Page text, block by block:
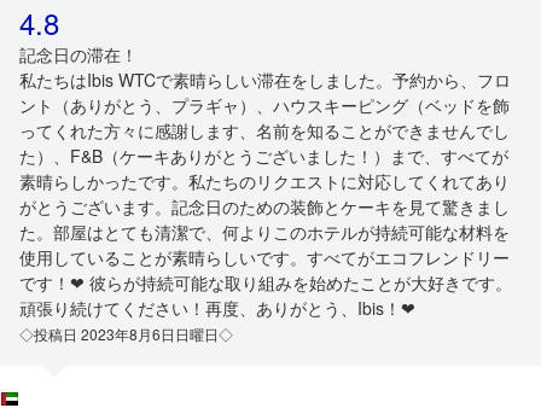
4.8
記念日の滞在！
私たちはIbis WTCで素晴らしい滞在をしました。予約から、フロ
ント（ありがとう、プラギャ）、ハウスキーピング（ベッドを飾
ってくれた方々に感謝します、名前を知ることができませんでし
た）、F&B（ケーキありがとうございました！）まで、すべてが
素晴らしかったです。私たちのリクエストに対応してくれてあり
がとうございます。記念日のための装飾とケーキを見て驚きまし
た。部屋はとても清潔で、何よりこのホテルが持続可能な材料を
使用していることが素晴らしいです。すべてがエコフレンドリー
です！❤ 彼らが持続可能な取り組みを始めたことが大好きです。
頑張り続けてください！再度、ありがとう、Ibis！❤
◇投稿日 2023年8月6日日曜日◇